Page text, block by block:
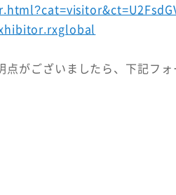
がございましたら、下記フ